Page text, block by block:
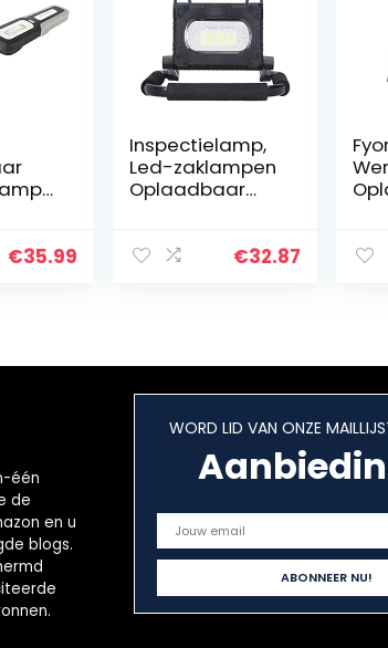
€35.99
Inspectielamp,
Led-zaklampen
Oplaadbaar
standaard voor
€32.87
één
de
en u
blogs.
WORD LID VAN ONZE